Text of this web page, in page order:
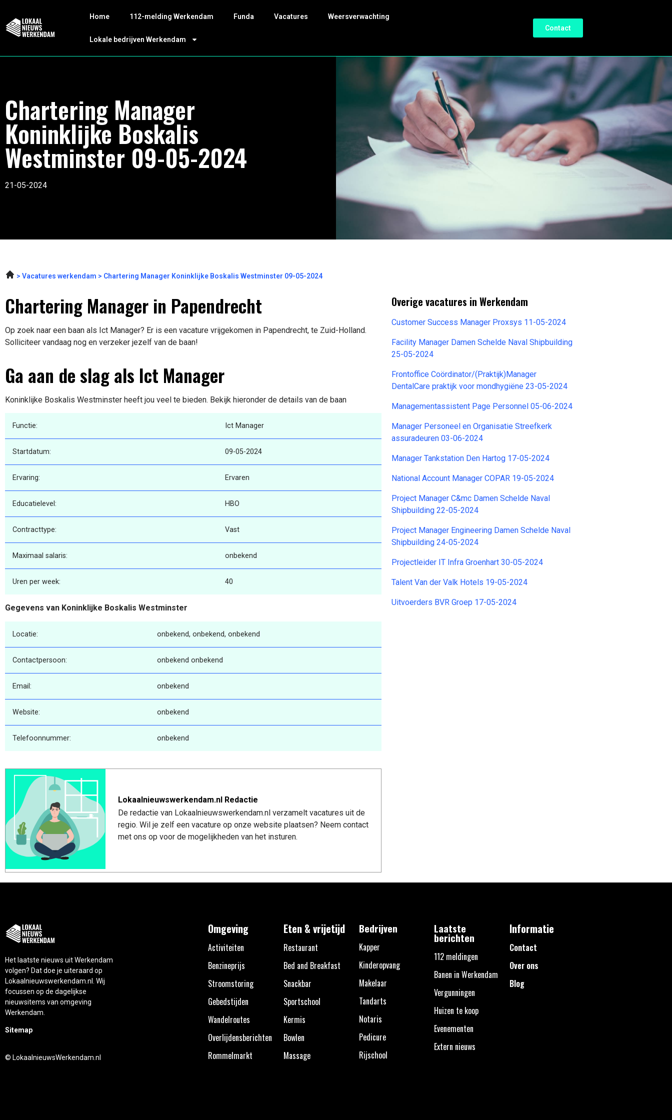
Home 112-melding Werkendam Funda Vacatures Weersverwachting
Lokale bedrijven Werkendam
Contact
Chartering Manager
Koninklijke Boskalis
Westminster 09-05-2024
21-05-2024
Vacatures werkendam Chartering Manager Koninklijke Boskalis Westminster 09-05-2024
Chartering Manager in Papendrecht
Op zoek naar een baan als Ict Manager? Er is een vacature vrijgekomen in Papendrecht, te Zuid-Holland.
Solliciteer vandaag nog en verzeker jezelf van de baan!
Ga aan de slag als Ict Manager
Koninklijke Boskalis Westminster heeft jou veel te bieden. Bekijk hieronder de details van de baan
Functie: Ict Manager
Startdatum: 09-05-2024
Ervaring: Ervaren
Educatielevel: HBO
Contracttype: Vast
Maximaal salaris: onbekend
Uren per week: 40
Gegevens van Koninklijke Boskalis Westminster
Locatie: onbekend, onbekend, onbekend
Contactpersoon: onbekend onbekend
Email: onbekend
Website: onbekend
Telefoonnummer: onbekend
Lokaalnieuwswerkendam.nl Redactie
De redactie van Lokaalnieuwswerkendam.nl verzamelt vacatures uit de
regio. Wil je zelf een vacature op onze website plaatsen? Neem contact
met ons op voor de mogelijkheden van het insturen.
Overige vacatures in Werkendam
Customer Success Manager Proxsys 11-05-2024
Facility Manager Damen Schelde Naval Shipbuilding
25-05-2024
Frontoffice Coördinator/(Praktijk)Manager
DentalCare praktijk voor mondhygiëne 23-05-2024
Managementassistent Page Personnel 05-06-2024
Manager Personeel en Organisatie Streefkerk
assuradeuren 03-06-2024
Manager Tankstation Den Hartog 17-05-2024
National Account Manager COPAR 19-05-2024
Project Manager C&mc Damen Schelde Naval
Shipbuilding 22-05-2024
Project Manager Engineering Damen Schelde Naval
Shipbuilding 24-05-2024
Projectleider IT Infra Groenhart 30-05-2024
Talent Van der Valk Hotels 19-05-2024
Uitvoerders BVR Groep 17-05-2024
Het laatste nieuws uit Werkendam
volgen? Dat doe je uiteraard op
Lokaalnieuwswerkendam.nl. Wij
focussen op de dagelijkse
nieuwsitems van omgeving
Werkendam.
Sitemap
© LokaalnieuwsWerkendam.nl
Omgeving
Activiteiten
Benzineprijs
Stroomstoring
Gebedstijden
Wandelroutes
Overlijdensberichten
Rommelmarkt
Eten & vrijetijd
Restaurant
Bed and Breakfast
Snackbar
Sportschool
Kermis
Bowlen
Massage
Bedrijven
Kapper
Kinderopvang
Makelaar
Tandarts
Notaris
Pedicure
Rijschool
Laatste
berichten
112 meldingen
Banen in Werkendam
Vergunningen
Huizen te koop
Evenementen
Extern nieuws
Informatie
Contact
Over ons
Blog